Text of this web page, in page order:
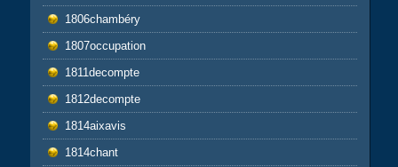
1806chambéry
1807occupation
1811decompte
1812decompte
1814aixavis
1814chant